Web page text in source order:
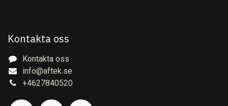
Kontakta oss
Kontakta oss
info@aftek.se
+4627840520